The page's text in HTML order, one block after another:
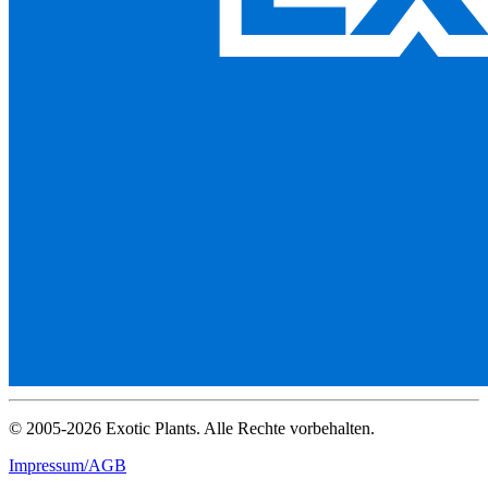
© 2005-2026 Exotic Plants. Alle Rechte vorbehalten.
Impressum/AGB